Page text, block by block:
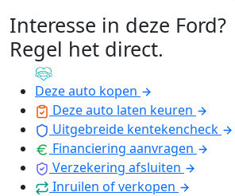
Interesse in deze Ford?
Regel het direct.
Deze auto kopen
Deze auto laten keuren
Uitgebreide kentekencheck
Financiering aanvragen
Verzekering afsluiten
Inruilen of verkopen